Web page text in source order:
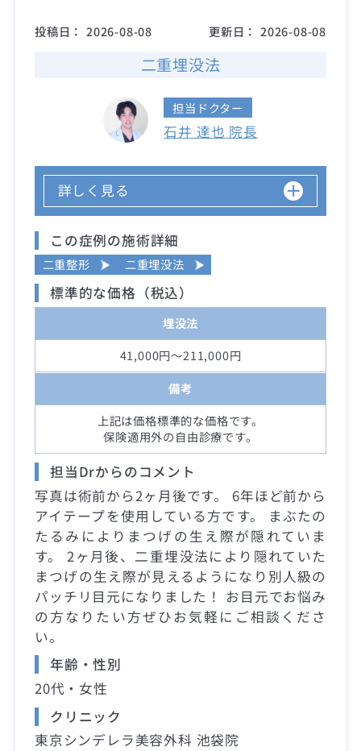
投稿日： 2026-08-08 更新日： 2026-08-08
二重埋没法
担当ドクター
石井 達也 院長
詳しく見る
この症例の施術詳細
二重整形 二重埋没法
標準的な価格（税込）
埋没法
41,000円～211,000円
備考
上記は価格標準的な価格です。
保険適用外の自由診療です。
担当Drからのコメント
写真は術前から2ヶ月後です。 6年ほど前から
アイテープを使用している方です。 まぶたの
たるみによりまつげの生え際が隠れていま
す。 2ヶ月後、二重埋没法により隠れていた
まつげの生え際が見えるようになり別人級の
パッチリ目元になりました！ お目元でお悩み
の方なりたい方ぜひお気軽にご相談くださ
い。
年齢・性別
20代・女性
クリニック
東京シンデレラ美容外科 池袋院